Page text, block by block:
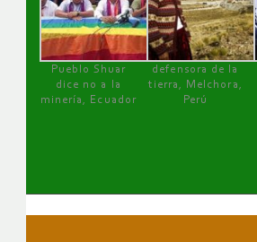
Pueblo Shuar
dice no a la
minería, Ecuador
defensora de la
tierra, Melchora,
Perú